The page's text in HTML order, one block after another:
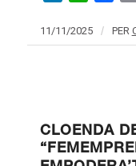
11/11/2025 / PER
CLOENDA